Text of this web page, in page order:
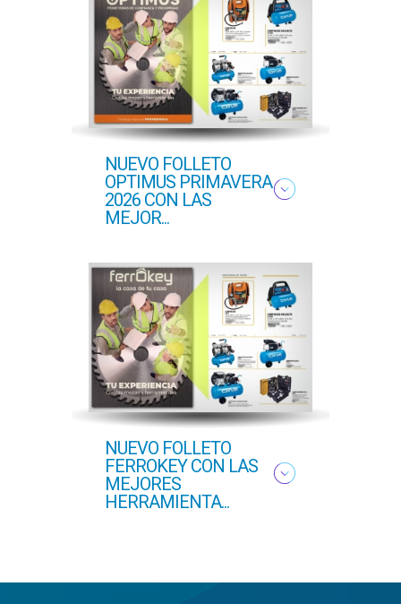
NUEVO FOLLETO
OPTIMUS PRIMAVERA
2026 CON LAS
MEJOR...
NUEVO FOLLETO
FERROKEY CON LAS
MEJORES
HERRAMIENTA...